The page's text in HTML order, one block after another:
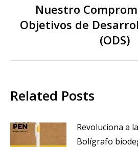
Nuestro
Objetivos de
(ODS)
Related Posts
Revoluciona a
Bolígrafo